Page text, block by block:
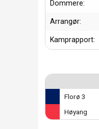
Dommere:
Arrangør:
Kamprapport:
Florø 3
Høyang